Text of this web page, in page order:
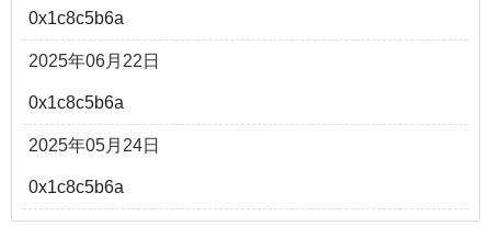
0x1c8c5b6a
2025年06月22日
0x1c8c5b6a
2025年05月24日
0x1c8c5b6a